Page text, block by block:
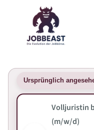
Ursprünglich
Volljuristin
(m/w/d)